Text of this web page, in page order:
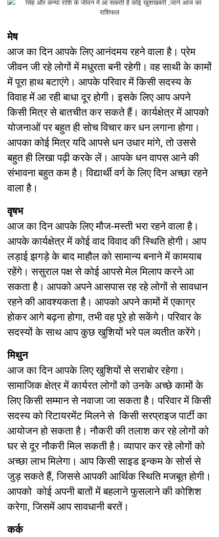
मेष
आज का दिन आपके लिए आनंदमय रहने वाला है। प्रेम
जीवन जी रहे लोगों में मधुरता बनी रहेगी। वह साथी के कामों
में पूरा हाथ बटाएंगे। आपके परिवार में किसी सदस्य के
विवाह में आ रही बाधा दूर होगी। इसके लिए आप अपने
किसी मित्र से बातचीत कर सकते हैं। कार्यक्षेत्र में आपको
योजनाओं पर बहुत ही सोच विचार कर धन लगाना होगा।
आपका कोई मित्र यदि आपसे धन उधार मांगे, तो उससे
बहुत ही लिखा पढ़ी करके लें। आपके धन वापस आने की
संभावना बहुत कम है। विद्यार्थी वर्ग के लिए दिन अच्छा रहने
वाला है।
वृषभ
आज का दिन आपके लिए मौज-मस्ती भरा रहने वाला है।
आपके कार्यक्षेत्र में कोई वाद विवाद की स्थिति होगी। आप
लड़ाई झगड़े के बाद माहौल को सामान्य बनाने में कामयाब
रहेंगे। ससुराल पक्ष से कोई आपसे मेल मिलाप करने आ
सकता है। आपको अपने आसपास रह रहे लोगों से सावधान
रहने की आवश्यकता है। आपको अपने कामों में एकाग्र
होकर आगे बढ़ना होगा, तभी वह पूरे हो सकेंगे। परिवार के
सदस्यों के साथ आप कुछ खुशियों भरे पल व्यतीत करेंगे।
मिथुन
आज का दिन आपके लिए खुशियों से सराबोर रहेगा।
सामाजिक क्षेत्र में कार्यरत लोगों को उनके अच्छे कामों के
लिए किसी सम्मान से नवाजा जा सकता है। परिवार में किसी
सदस्य को रिटायरमेंट मिलने से किसी सरप्राइज पार्टी का
आयोजन हो सकता है। नौकरी की तलाश कर रहे लोगों को
घर से दूर नौकरी मिल सकती है। व्यापार कर रहे लोगों को
अच्छा लाभ मिलेगा। आप किसी साइड इन्कम के सोर्स से
जुड़ सकते हैं, जिससे आपकी आर्थिक स्थिति मजबूत होगी।
आपको कोई अपनी बातों में बहलाने फुसलाने की कोशिश
करेगा, जिसमें आप सावधानी बरतें।
कर्क